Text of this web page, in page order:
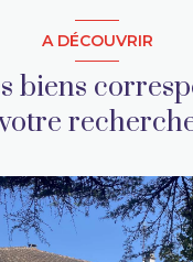
A DÉCOUVRIR
biens